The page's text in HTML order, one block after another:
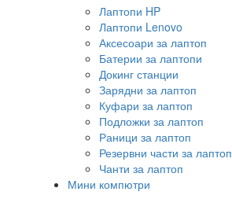
Лаптопи HP
Лаптопи Lenovo
Аксесоари за лаптоп
Батерии за лаптопи
Докинг станции
Зарядни за лаптоп
Куфари за лаптоп
Подложки за лаптоп
Раници за лаптоп
Резервни части за лаптоп
Чанти за лаптоп
Мини компютри